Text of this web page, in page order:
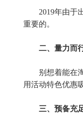
2019年由于
重要的。
二、量力而
别想着能在
用活动特色优惠
三、预备充